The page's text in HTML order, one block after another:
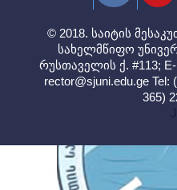
© 2018. საიტის
სახელმწიფო
რუსთაველის ქ. #113; E-
rector@sjuni.edu.ge Tel:
365)